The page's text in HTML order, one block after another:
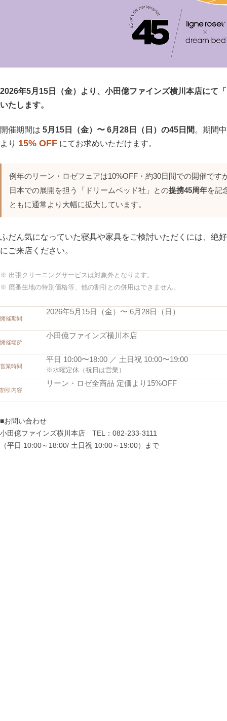
2026年5月15日（金）より、小田億ファインズ横川本店にて
いたします。
開催期間は 5月15日（金）〜 6月28日（日）の45日間 。期間
より 15% OFF にてお求めいただけます。
例年のリーン・ロゼフェアは10%OFF・約30日間での開催です
日本での展開を担う「ドリームベッド社」との提携45周年を記
ともに通常より大幅に拡大しています。
ふだん気になっていた寝具や家具をご検討いただくには、絶
にご来店ください。
※ 出張クリーニングサービスは対象外となります。
※ 廃番生地の特別価格等、他の割引との併用はできません。
開催期間
2026年5月15日（金）〜 6月28日（日）
開催場所
小田億ファインズ横川本店
営業時間
平日 10:00〜18:00 ／ 土日祝 10:00〜19:00
※水曜定休（祝日は営業）
割引内容
リーン・ロゼ全商品 定価より15%OFF
■お問い合わせ
小田億ファインズ横川本店 TEL：082-233-3111
（平日 10:00～18:00/ 土日祝 10:00～19:00）まで